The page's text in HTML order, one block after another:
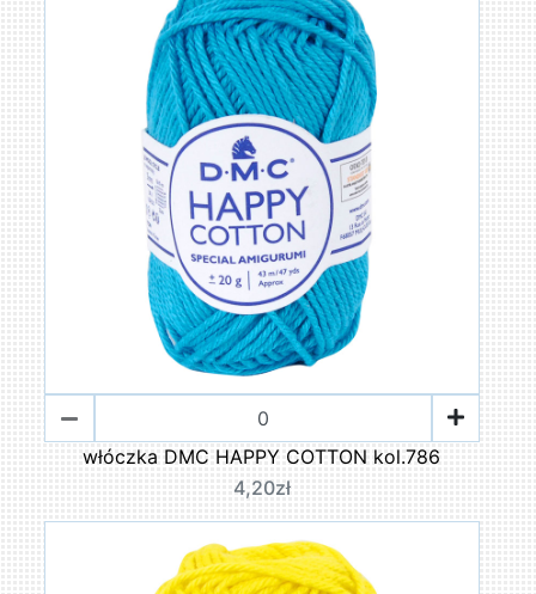
włóczka DMC HAPPY COTTON kol.786
4,20zł